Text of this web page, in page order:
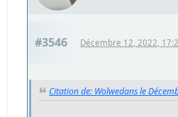
#3546 Décembre 12, 2022,
Citation de: Wolwedans le